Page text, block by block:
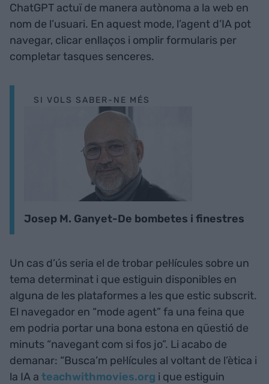
ChatGPT actuï de manera autònoma a la web en
nom de l’usuari. En aquest mode, l’agent d’IA pot
navegar, clicar enllaços i omplir formularis per
completar tasques senceres.
SI VOLS SABER-NE MÉS
Josep M. Ganyet-De bombetes i finestres
Un cas d’ús seria el de trobar pel·lícules sobre un
tema determinat i que estiguin disponibles en
alguna de les plataformes a les que estic subscrit.
El navegador en “mode agent” fa una feina que
em podria portar una bona estona en qüestió de
minuts “navegant com si fos jo”. Li acabo de
demanar: “Busca’m pel·lícules al voltant de l’ètica i
la IA a teachwithmovies.org i que estiguin